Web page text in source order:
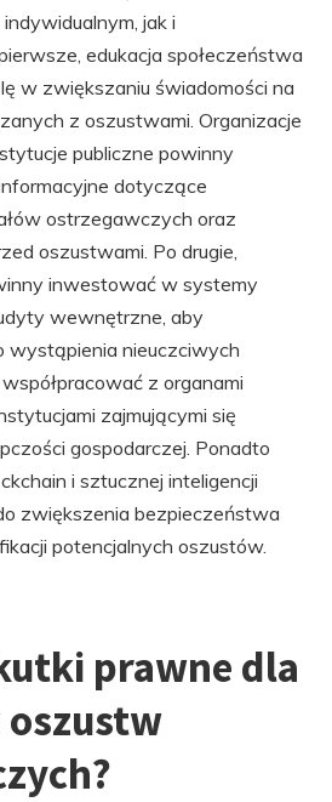
jak i
edukacja społeczeństwa
w zwiększaniu świadomości na
z oszustwami. Organizacje
publiczne powinny
dotyczące
ostrzegawczych oraz
oszustwami. Po drugie,
inwestować w systemy
wewnętrzne, aby
wystąpienia nieuczciwych
z organami
zajmującymi się
gospodarczej. Ponadto
i sztucznej inteligencji
zwiększenia bezpieczeństwa
potencjalnych oszustów.
prawne dla